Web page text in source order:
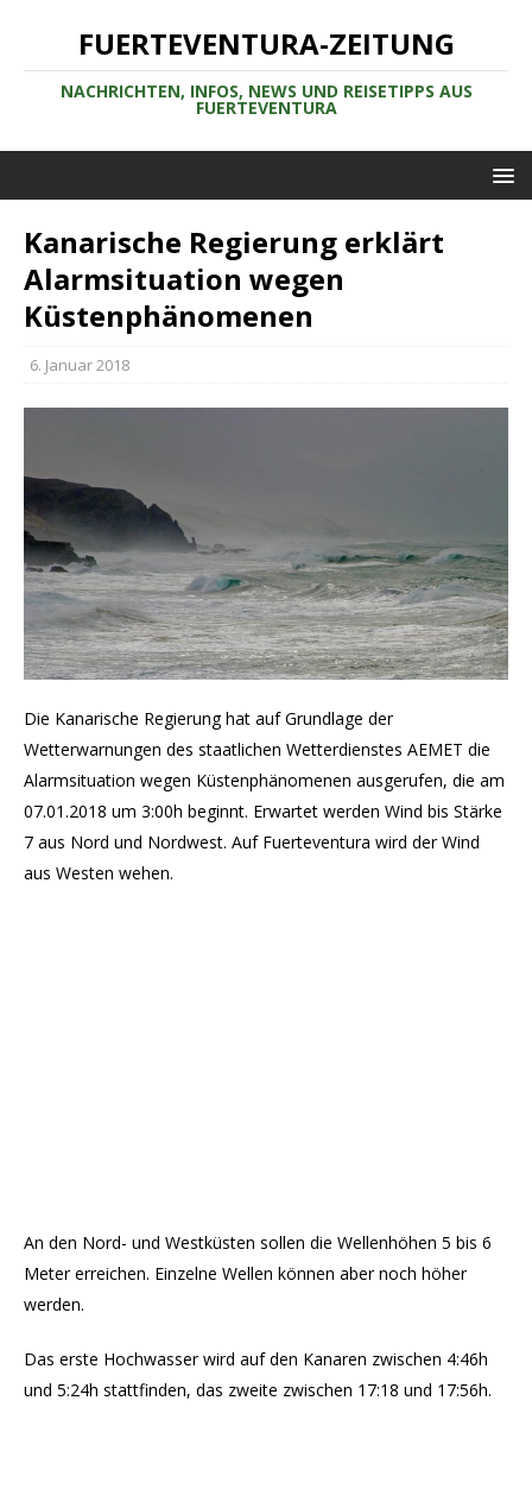
FUERTEVENTURA-ZEITUNG
NACHRICHTEN, INFOS, NEWS UND REISETIPPS AUS
FUERTEVENTURA
Kanarische Regierung erklärt
Alarmsituation wegen
Küstenphänomenen
6. Januar 2018
Die Kanarische Regierung hat auf Grundlage der
Wetterwarnungen des staatlichen Wetterdienstes AEMET die
Alarmsituation wegen Küstenphänomenen ausgerufen, die am
07.01.2018 um 3:00h beginnt. Erwartet werden Wind bis Stärke
7 aus Nord und Nordwest. Auf Fuerteventura wird der Wind
aus Westen wehen.
An den Nord- und Westküsten sollen die Wellenhöhen 5 bis 6
Meter erreichen. Einzelne Wellen können aber noch höher
werden.
Das erste Hochwasser wird auf den Kanaren zwischen 4:46h
und 5:24h stattfinden, das zweite zwischen 17:18 und 17:56h.